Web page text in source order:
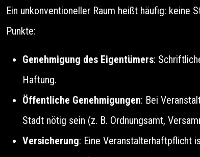
Ein unkonventioneller Raum heißt häufig: keine
Punkte:
Genehmigung des Eigentümers:
Haftung.
Öffentliche Genehmigungen: Bei
Stadt nötig sein (z. B. Ordnungsamt,
Versicherung: Eine Veranstalterhaftpflicht